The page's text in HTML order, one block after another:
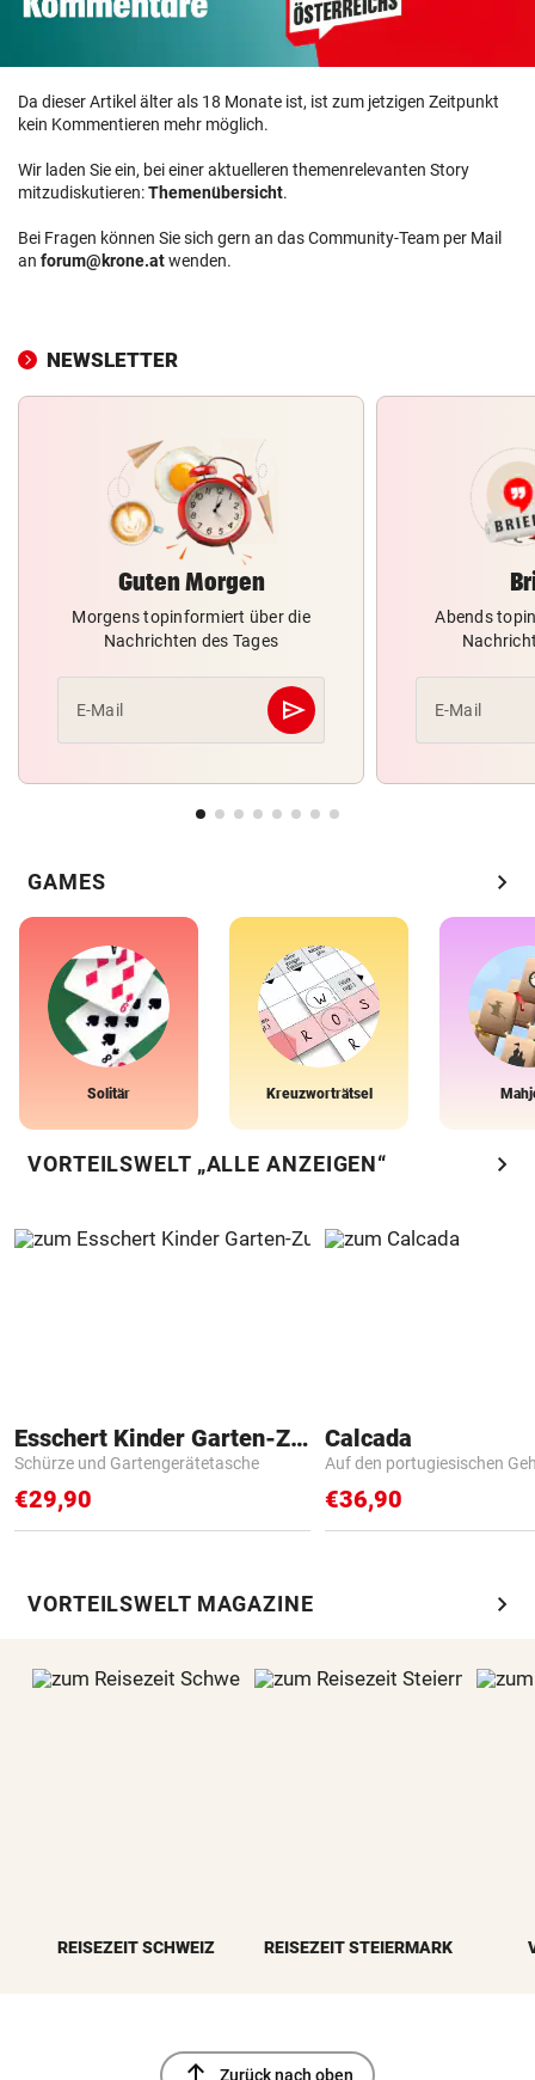
Da dieser Artikel älter als 18 Monate ist, ist zum jetzigen Zeitpunkt
kein Kommentieren mehr möglich.
Wir laden Sie ein, bei einer aktuelleren themenrelevanten Story
mitzudiskutieren:Themenübersicht.
Bei Fragen können Sie sich gern an das Community-Team per Mail
an forum@krone.atwenden.
NEWSLETTER
Guten Morgen
Morgens topinformiert über die
Nachrichten des Tages
E-Mail send
Abschicken
Abends
E-Mail
GAMES chevron_right
Solitär Kreuzworträtsel
VORTEILSWELT „ALLE ANZEIGEN“ chevron_right
Esschert Kinder Garten-Zubehör
Schürze und Gartengerätetasche
€29,90
Calcada
Auf den portugiesischen
€36,90
VORTEILSWELT MAGAZINE chevron_right
REISEZEIT SCHWEIZ REISEZEIT STEIERMARK
Zurück nach oben